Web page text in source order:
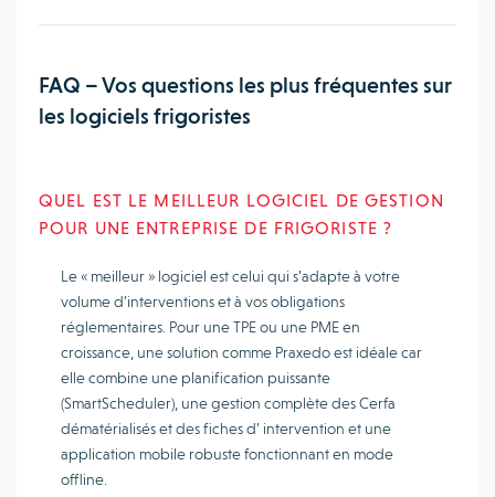
FAQ – Vos questions les plus fréquentes sur
les logiciels frigoristes
QUEL EST LE MEILLEUR LOGICIEL DE GESTION
POUR UNE ENTREPRISE DE FRIGORISTE ?
Le « meilleur » logiciel est celui qui s’adapte à votre
volume d’interventions et à vos obligations
réglementaires. Pour une TPE ou une PME en
croissance, une solution comme Praxedo est idéale car
elle combine une planification puissante
(SmartScheduler), une gestion complète des Cerfa
dématérialisés et des fiches d’ intervention et une
application mobile robuste fonctionnant en mode
offline.